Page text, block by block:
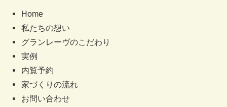
Home
私たちの想い
グランレーヴのこだわり
実例
内覧予約
家づくりの流れ
お問い合わせ